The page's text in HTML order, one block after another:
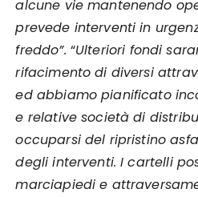
alcune vie mantenendo
prevede interventi in
freddo”. “Ulteriori fondi
rifacimento di diversi
ed abbiamo pianificato
e relative società di
occuparsi del ripristino
degli interventi.I cartelli
marciapiedi e